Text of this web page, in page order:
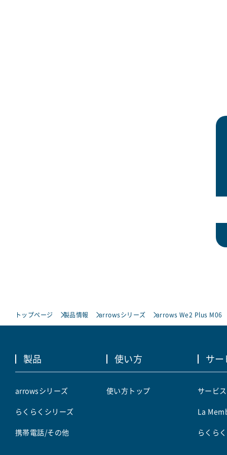
トップページ 製品情報 arrowsシリーズ arrows We2 Plus M06
製品
arrowsシリーズ
らくらくシリーズ
携帯電話/その他
使い方
使い方トップ
サー
サービ
La
らくら